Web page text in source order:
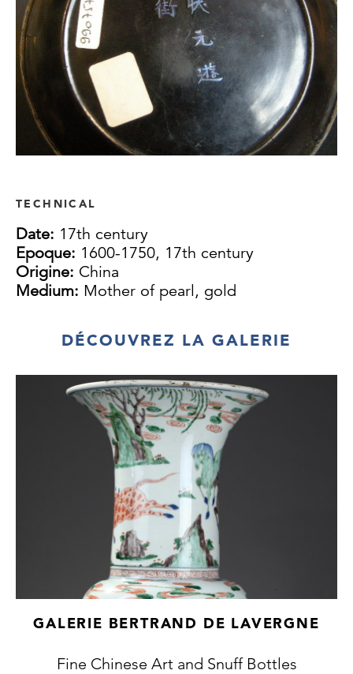
TECHNICAL
Date: 17th century
Epoque: 1600-1750, 17th century
Origine: China
Medium: Mother of pearl, gold
DÉCOUVREZ LA GALERIE
GALERIE BERTRAND DE LAVERGNE
Fine Chinese Art and Snuff Bottles